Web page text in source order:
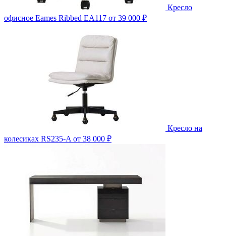
Кресло
офисное Eames Ribbed EA117 от 39 000 ₽
Кресло на
колесиках RS235-A от 38 000 ₽